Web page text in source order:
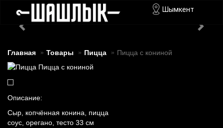
Шымкент
Главная Товары Пицца Пицца с кониной
Описание:
Сыр, копчённая конина, пицца
соус, орегано, тесто 33 см